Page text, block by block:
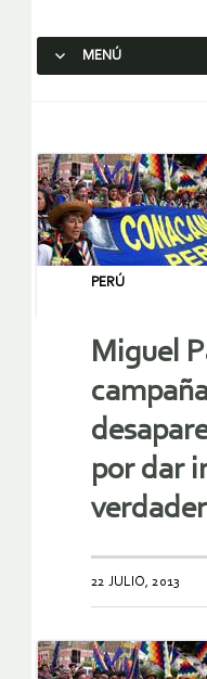
MENÚ
PERÚ
Miguel
por dar
22 JULIO, 2013